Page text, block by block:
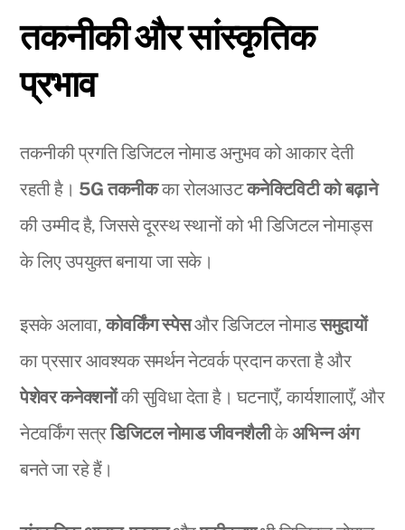
तकनीकी और सांस्कृतिक
प्रभाव
तकनीकी प्रगति डिजिटल नोमाड अनुभव को आकार देती
रहती है। 5G तकनीकका रोलआउटकनेक्टिविटी को बढ़ाने
की उम्मीद है, जिससे दूरस्थ स्थानों को भी डिजिटल नोमाड्स
के लिए उपयुक्त बनाया जा सके।
इसके अलावा,कोवर्किंग स्पेसऔर डिजिटल नोमाडसमुदायों
का प्रसार आवश्यक समर्थन नेटवर्क प्रदान करता है और
पेशेवर कनेक्शनोंकी सुविधा देता है। घटनाएँ, कार्यशालाएँ, और
नेटवर्किंग सत्रडिजिटल नोमाड जीवनशैलीकेअभिन्न अंग
बनते जा रहे हैं।